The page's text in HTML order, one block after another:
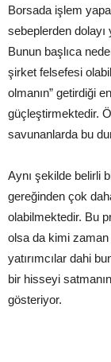
Borsada işlem
sebeplerden dolayı
Bunun başlıca
şirket felsefesi
olmanın” getirdiği
güçleştirmektedir.
savunanlarda bu
Aynı şekilde belirli
gereğinden çok
olabilmektedir. Bu
olsa da kimi
yatırımcılar dahi
bir hisseyi
gösteriyor.